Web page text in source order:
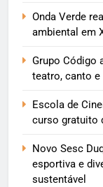
Onda Verde
ambiental em
Grupo Código
teatro, canto e
Escola de
curso gratuito
Novo Sesc
esportiva e
sustentável